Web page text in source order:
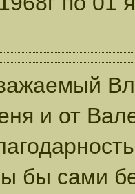
и от
бы сами